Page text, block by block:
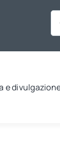
per:
e